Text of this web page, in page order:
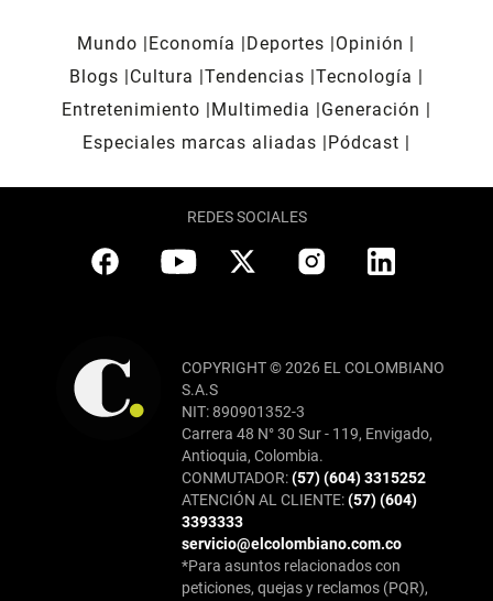
Mundo Economía Deportes
Opinión
Blogs
Cultura Tendencias Tecnología
Entretenimiento
Multimedia
Generación
Especiales marcas aliadas
Pódcast
REDES SOCIALES
COPYRIGHT © 2026 EL COLOMBIANO
S.A.S
NIT: 890901352-3
Carrera 48 N° 30 Sur - 119, Envigado,
Antioquia, Colombia.
CONMUTADOR:(57) (604) 3315252
ATENCIÓN AL CLIENTE:(57) (604)
3393333
servicio@elcolombiano.com.co
*Para asuntos relacionados con
peticiones, quejas y reclamos (PQR),